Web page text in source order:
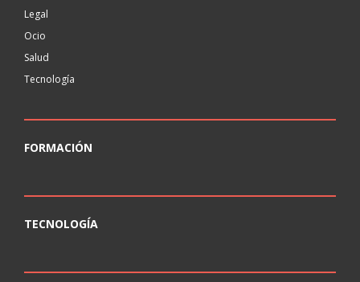
Legal
Ocio
Salud
Tecnología
FORMACIÓN
TECNOLOGÍA